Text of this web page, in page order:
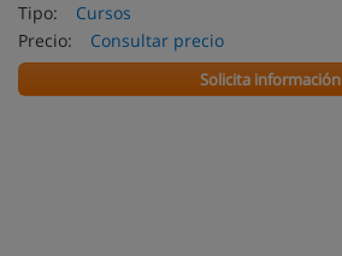
Tipo:
Cursos
Precio:
Consultar precio
Solicita información